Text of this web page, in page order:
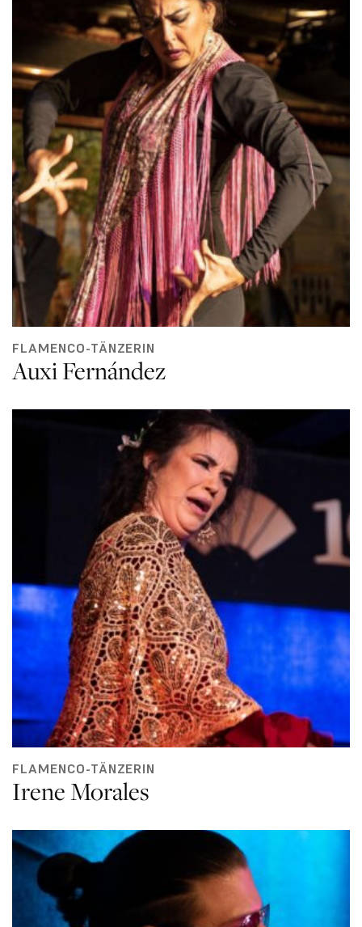
FLAMENCO-TÄNZERIN
Auxi Fernández
FLAMENCO-TÄNZERIN
Irene Morales